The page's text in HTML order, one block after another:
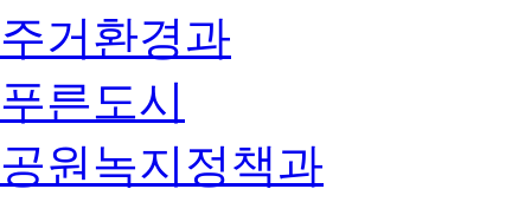
주거환경과
푸른도시
공원녹지정책과